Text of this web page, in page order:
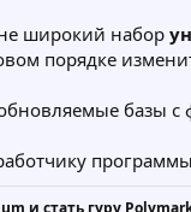
широкий набор
порядке
базы
и стать гуру